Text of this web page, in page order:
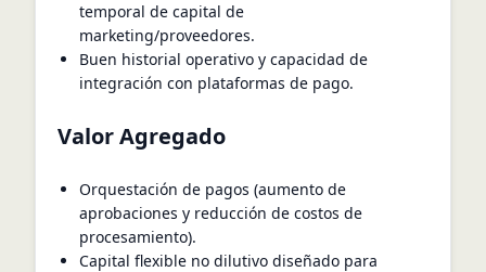
temporal de capital de
marketing/proveedores.
Buen historial operativo y capacidad de
integración con plataformas de pago.
Valor Agregado
Orquestación de pagos (aumento de
aprobaciones y reducción de costos de
procesamiento).
Capital flexible no dilutivo diseñado para